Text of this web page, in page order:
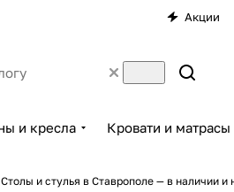
Акции
и кресла Кровати и матрасы
Столы и стулья в Ставрополе — в наличии и